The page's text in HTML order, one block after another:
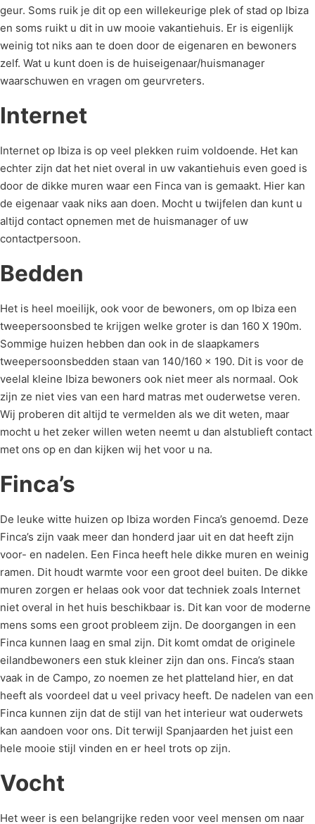
geur. Soms ruik je dit op een willekeurige plek of stad op Ibiza
en soms ruikt u dit in uw mooie vakantiehuis. Er is eigenlijk
weinig tot niks aan te doen door de eigenaren en bewoners
zelf. Wat u kunt doen is de huiseigenaar/huismanager
waarschuwen en vragen om geurvreters.
Internet
Internet op Ibiza is op veel plekken ruim voldoende. Het kan
echter zijn dat het niet overal in uw vakantiehuis even goed is
door de dikke muren waar een Finca van is gemaakt. Hier kan
de eigenaar vaak niks aan doen. Mocht u twijfelen dan kunt u
altijd contact opnemen met de huismanager of uw
contactpersoon.
Bedden
Het is heel moeilijk, ook voor de bewoners, om op Ibiza een
tweepersoonsbed te krijgen welke groter is dan 160 X 190m.
Sommige huizen hebben dan ook in de slaapkamers
tweepersoonsbedden staan van 140/160 x 190. Dit is voor de
veelal kleine Ibiza bewoners ook niet meer als normaal. Ook
zijn ze niet vies van een hard matras met ouderwetse veren.
Wij proberen dit altijd te vermelden als we dit weten, maar
mocht u het zeker willen weten neemt u dan alstublieft contact
met ons op en dan kijken wij het voor u na.
Finca’s
De leuke witte huizen op Ibiza worden Finca’s genoemd. Deze
Finca’s zijn vaak meer dan honderd jaar uit en dat heeft zijn
voor- en nadelen. Een Finca heeft hele dikke muren en weinig
ramen. Dit houdt warmte voor een groot deel buiten. De dikke
muren zorgen er helaas ook voor dat techniek zoals Internet
niet overal in het huis beschikbaar is. Dit kan voor de moderne
mens soms een groot probleem zijn. De doorgangen in een
Finca kunnen laag en smal zijn. Dit komt omdat de originele
eilandbewoners een stuk kleiner zijn dan ons. Finca’s staan
vaak in de Campo, zo noemen ze het platteland hier, en dat
heeft als voordeel dat u veel privacy heeft. De nadelen van een
Finca kunnen zijn dat de stijl van het interieur wat ouderwets
kan aandoen voor ons. Dit terwijl Spanjaarden het juist een
hele mooie stijl vinden en er heel trots op zijn.
Vocht
Het weer is een belangrijke reden voor veel mensen om naar